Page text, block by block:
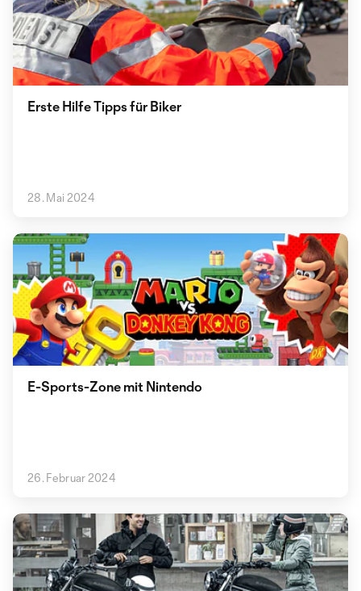
Erste Hilfe Tipps für Biker
28. Mai 2024
E-Sports-Zone mit Nintendo
26. Februar 2024